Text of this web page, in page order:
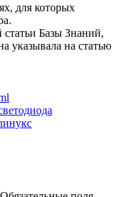
для которых
Базы Знаний,
указывала на статью